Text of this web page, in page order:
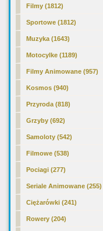
Filmy (1812)
Sportowe (1812)
Muzyka (1643)
Motocylke (1189)
Filmy Animowane (957)
Kosmos (940)
Przyroda (818)
Grzyby (692)
Samoloty (542)
Filmowe (538)
Pociagi (277)
Seriale Animowane (255)
Ciężarówki (241)
Rowery (204)